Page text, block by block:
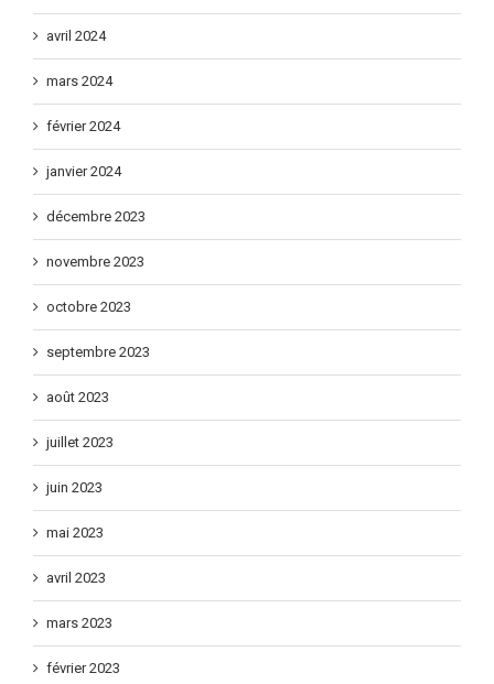
avril 2024
mars 2024
février 2024
janvier 2024
décembre 2023
novembre 2023
octobre 2023
septembre 2023
août 2023
juillet 2023
juin 2023
mai 2023
avril 2023
mars 2023
février 2023